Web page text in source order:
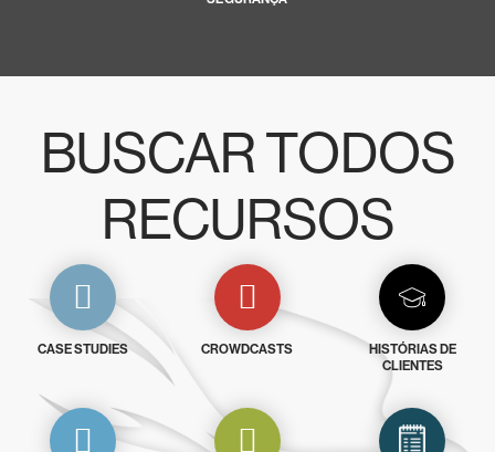
BUSCAR TODOS
RECURSOS
CASE STUDIES CROWDCASTS
HISTÓRIAS DE
CLIENTES